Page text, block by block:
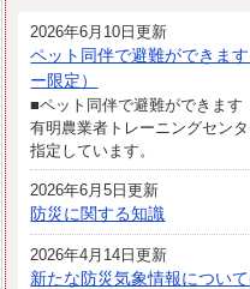
2026年6月10日更新
ペット同伴で避難ができま
ー限定）
■ペット同伴で避難ができます
有明農業者トレーニングセン
指定しています。
2026年6月5日更新
防災に関する知識
2026年4月14日更新
新たな防災気象情報につい